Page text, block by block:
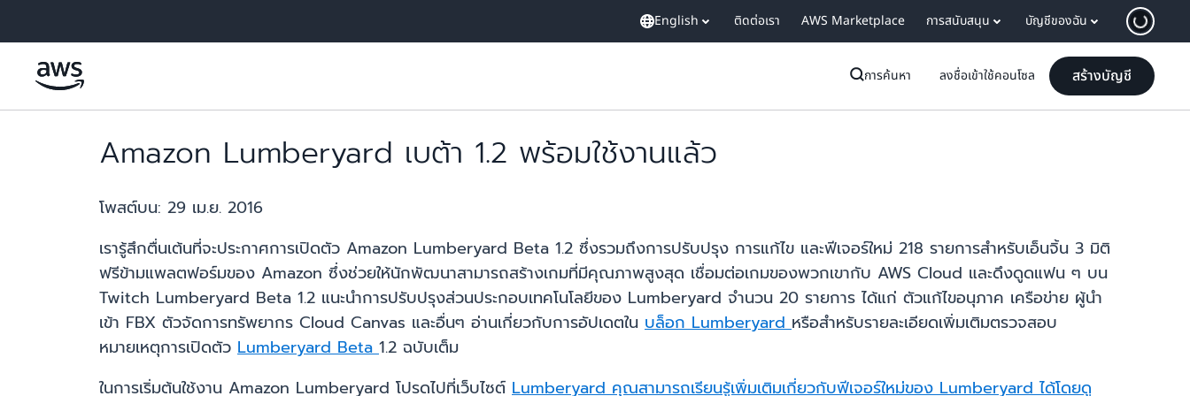
English ติดต่อเรา AWS Marketplace การสนับสนุน บัญชีของฉัน
การค้นหา ลงชื่อเข้าใช้คอนโซล สร้างบัญชี
Amazon Lumberyard เบต้า 1.2 พร้อมใช้งานแล้ว
โพสต์บน: 29 เม.ย. 2016
เรารู้สึกตื่นเต้นที่จะประกาศการเปิดตัว Amazon Lumberyard Beta 1.2 ซึ่งรวมถึงการปรับปรุง การแก้ไข และฟีเจอร์ใหม่ 218 รายการสำหรับเอ็นจิ้น 3 มิติ
ฟรีข้ามแพลตฟอร์มของ Amazon ซึ่งช่วยให้นักพัฒนาสามารถสร้างเกมที่มีคุณภาพสูงสุด เชื่อมต่อเกมของพวกเขากับ AWS Cloud และดึงดูดแฟน ๆ บน
Twitch Lumberyard Beta 1.2 แนะนำการปรับปรุงส่วนประกอบเทคโนโลยีของ Lumberyard จำนวน 20 รายการ ได้แก่ ตัวแก้ไขอนุภาค เครือข่าย ผู้นำ
เข้า FBX ตัวจัดการทรัพยากร Cloud Canvas และอื่นๆ อ่านเกี่ยวกับการอัปเดตใน บล็อก Lumberyardหรือสำหรับรายละเอียดเพิ่มเติมตรวจสอบ
หมายเหตุการเปิดตัว Lumberyard Beta1.2 ฉบับเต็ม
ในการเริ่มต้นใช้งาน Amazon Lumberyard โปรดไปที่เว็บไซต์ Lumberyardคุณสามารถเรียนรู้เพิ่มเติมเกี่ยวกับฟีเจอร์ใหม่ของ Lumberyard ได้โดยดู